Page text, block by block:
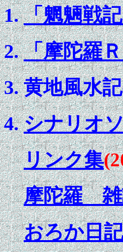
「魍魎戦
「摩陀羅
黄地風水
シナリオ
リンク集
摩陀羅
おろか日記